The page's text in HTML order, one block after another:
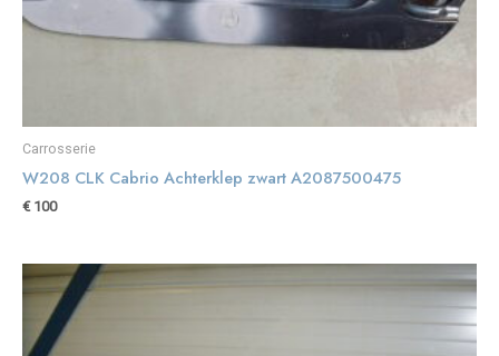
Carrosserie
W208 CLK Cabrio Achterklep zwart A2087500475
€100